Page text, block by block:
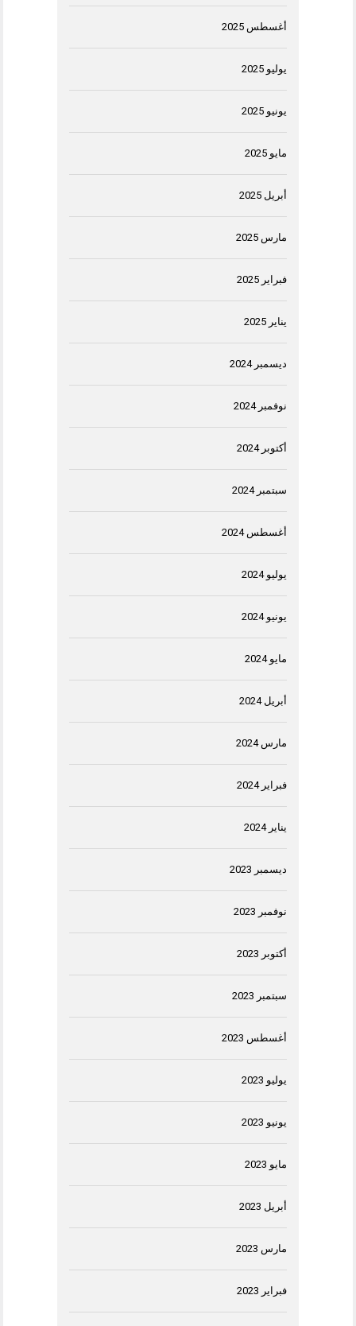
أغسطس 2025
يوليو 2025
يونيو 2025
مايو 2025
أبريل 2025
مارس 2025
فبراير 2025
يناير 2025
ديسمبر 2024
نوفمبر 2024
أكتوبر 2024
سبتمبر 2024
أغسطس 2024
يوليو 2024
يونيو 2024
مايو 2024
أبريل 2024
مارس 2024
فبراير 2024
يناير 2024
ديسمبر 2023
نوفمبر 2023
أكتوبر 2023
سبتمبر 2023
أغسطس 2023
يوليو 2023
يونيو 2023
مايو 2023
أبريل 2023
مارس 2023
فبراير 2023